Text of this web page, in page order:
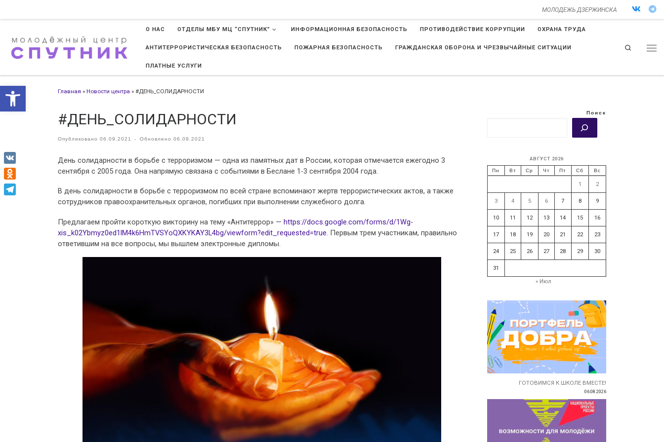
Открыть панель инструментов
МОЛОДЕЖЬ ДЗЕРЖИНСКА
О НАС ОТДЕЛЫ МБУ МЦ “СПУТНИК” ИНФОРМАЦИОННАЯ БЕЗОПАСНОСТЬ ПРОТИВОДЕЙСТВИЕ КОРРУПЦИИ ОХРАНА ТРУДА
АНТИТЕРРОРИСТИЧЕСКАЯ БЕЗОПАСНОСТЬ ПОЖАРНАЯ БЕЗОПАСНОСТЬ ГРАЖДАНСКАЯ ОБОРОНА И ЧРЕЗВЫЧАЙНЫЕ СИТУАЦИИ
ПЛАТНЫЕ УСЛУГИ
Search
Главная » Новости центра » #ДЕНЬ_СОЛИДАРНОСТИ
#ДЕНЬ_СОЛИДАРНОСТИ
Опубликовано 06.09.2021 - Обновлено 06.09.2021
День солидарности в борьбе с терроризмом — одна из памятных дат в России, которая отмечается ежегодно 3
сентября с 2005 года. Она напрямую связана с событиями в Беслане 1-3 сентября 2004 года.
В день солидарности в борьбе с терроризмом по всей стране вспоминают жертв террористических актов, а также
сотрудников правоохранительных органов, погибших при выполнении служебного долга.
Предлагаем пройти короткую викторину на тему «Антитеррор» — https://docs.google.com/forms/d/1Wg-
xis_k02Ybmyz0ed1lM4k6HmTVSYoQXKYKAY3L4bg/viewform?edit_requested=true. Первым трем участникам, правильно
ответившим на все вопросы, мы вышлем электронные дипломы.
Поиск
АВГУСТ 2026
Пн Вт Ср Чт Пт Сб Вс
1 2
3 4 5 6 7 8 9
10 11 12 13 14 15 16
17 18 19 20 21 22 23
24 25 26 27 28 29 30
31
« Июл
ГОТОВИМСЯ К ШКОЛЕ ВМЕСТЕ!
06.08.2026
VK
Odnoklassniki